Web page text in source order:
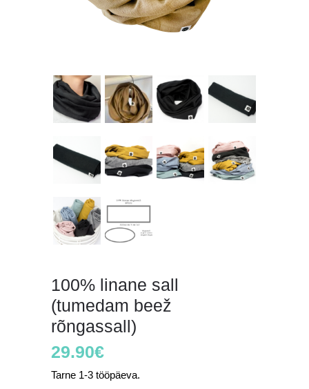
100% linane sall
(tumedam beež
rõngassall)
29.90€
Tarne 1-3 tööpäeva.